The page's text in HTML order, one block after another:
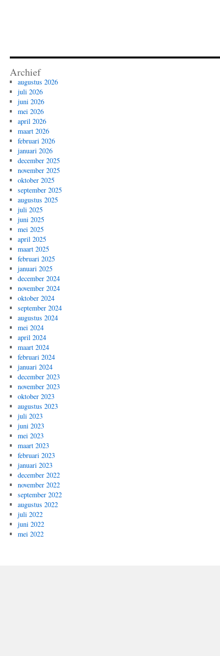
Archief
augustus 2026
juli 2026
juni 2026
mei 2026
april 2026
maart 2026
februari 2026
januari 2026
december 2025
november 2025
oktober 2025
september 2025
augustus 2025
juli 2025
juni 2025
mei 2025
april 2025
maart 2025
februari 2025
januari 2025
december 2024
november 2024
oktober 2024
september 2024
augustus 2024
mei 2024
april 2024
maart 2024
februari 2024
januari 2024
december 2023
november 2023
oktober 2023
augustus 2023
juli 2023
juni 2023
mei 2023
maart 2023
februari 2023
januari 2023
december 2022
november 2022
september 2022
augustus 2022
juli 2022
juni 2022
mei 2022